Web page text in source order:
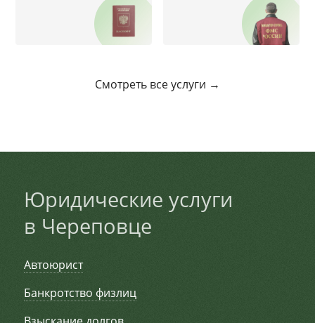
Смотреть все услуги →
Юридические услуги
в Череповце
Автоюрист
Банкротство физлиц